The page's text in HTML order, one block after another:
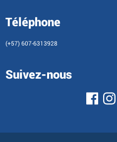
Téléphone
(+57) 607-6313928
Suivez-nous